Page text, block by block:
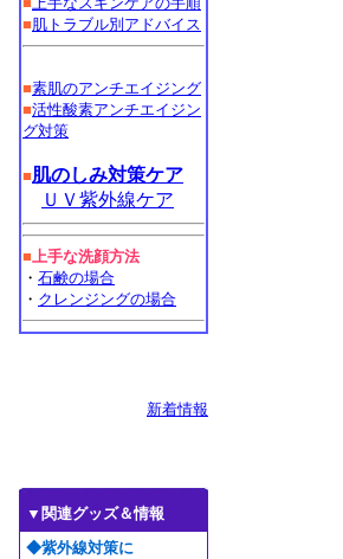
■肌トラブル別アドバイス
■素肌のアンチエイジング
■活性酸素アンチエイジン
グ対策
■肌のしみ対策ケア
ＵＶ紫外線ケア
■上手な洗顔方法
・ 石鹸の場合
・ クレンジングの場合
新着情報
▼関連グッズ＆情報
◆紫外線対策に